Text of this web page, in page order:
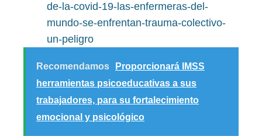
de-la-covid-19-las-enfermeras-del-
mundo-se-enfrentan-trauma-colectivo-
un-peligro
Recomendamos
Proporcionará IMSS
herramientas psicoeducativas a sus
trabajadores, para su fortalecimiento
emocional y psicológico